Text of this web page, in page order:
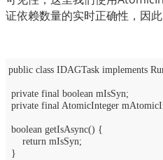
证依赖数量的实时正确性，因
public class IDAGTask implements
private final boolean mIsSyn;
private final AtomicInteger
boolean getIsAsync() {
return mIsSyn;
}